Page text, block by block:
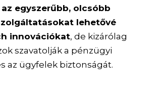
egyszerűbb, olcsóbb
lehetővé
innovációkat, de kizárólag
szavatolják a pénzügyi
az ügyfelek biztonságát.